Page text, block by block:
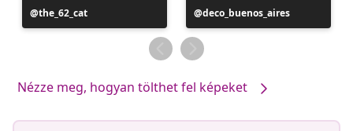
Bejegyzés
közzétevője
the_62_cat
Bejegyzés
közzétevője
deco_buenos_aires
Nézze meg, hogyan tölthet fel képeket